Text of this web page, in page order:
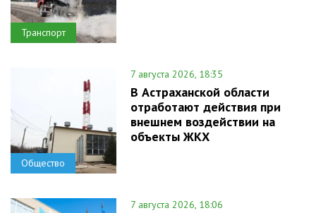
Транспорт
Общество
7 августа 2026, 18:35
В Астраханской области
отработают действия при
внешнем воздействии на
объекты ЖКХ
7 августа 2026, 18:06